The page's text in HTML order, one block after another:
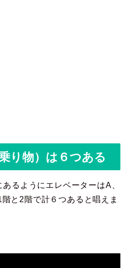
り物）は６つある
るようにエレベーターはA、
と2階で計６つあると唱えま